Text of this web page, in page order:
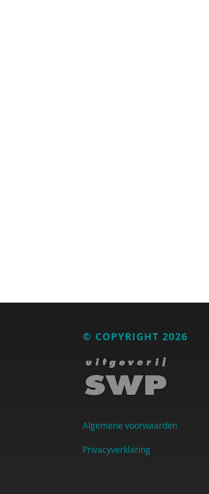
© COPYRIGHT 2026
Algemene voorwaarden
Privacyverklaring